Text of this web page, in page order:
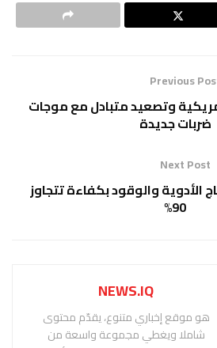
Previous
وتصعيد متبادل مع موجات
ضربات جديدة
Next Post
الأدوية والوقود بكفاءة تتجاوز
90%
NEWS.IQ
هو موقع إخباري متنوع، يقدّم محتوى
شاملا ويغطي مجموعة واسعة من